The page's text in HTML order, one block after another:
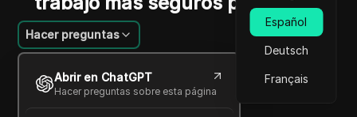
Español
Deutsch
Français
Hacer preguntas
Abrir en ChatGPT
Hacer preguntas sobre esta página
Charles Martinez
02 jun 2026 8 minuto de lectura